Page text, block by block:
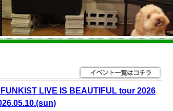
LIVE IS BEAUTIFUL tour 2026